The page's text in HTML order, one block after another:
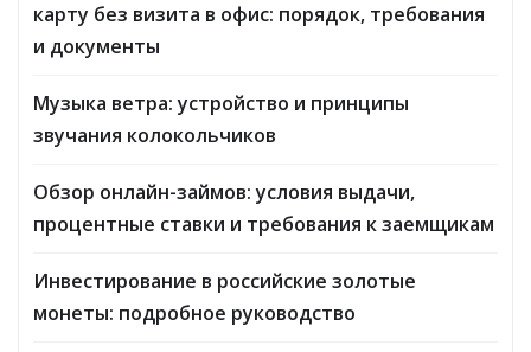
карту без визита в офис: порядок, требования
и документы
Музыка ветра: устройство и принципы
звучания колокольчиков
Обзор онлайн-займов: условия выдачи,
процентные ставки и требования к заемщикам
Инвестирование в российские золотые
монеты: подробное руководство